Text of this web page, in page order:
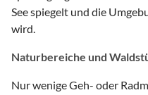
See spiegelt und die
wird.
Naturbereiche und
Nur wenige Geh- oder